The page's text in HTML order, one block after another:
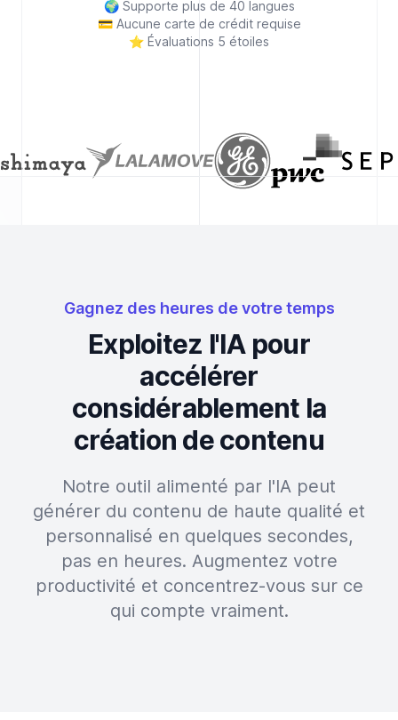
🌍 Supporte plus de 40 langues
💳 Aucune carte de crédit requise
⭐ Évaluations 5 étoiles
Gagnez des heures de votre temps
Exploitez l'IA pour
accélérer
considérablement la
création de contenu
Notre outil alimenté par l'IA peut
générer du contenu de haute qualité et
personnalisé en quelques secondes,
pas en heures. Augmentez votre
productivité et concentrez-vous sur ce
qui compte vraiment.